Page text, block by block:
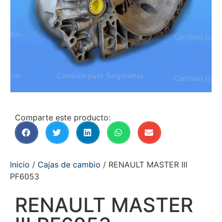
Comparte este producto:
Inicio / Cajas de cambio / RENAULT MASTER III
PF6053
RENAULT MASTER